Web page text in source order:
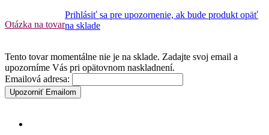
Otázka na tovar
Prihlásiť sa pre upozornenie, ak bude produkt opäť
na sklade
Tento tovar momentálne nie je na sklade. Zadajte svoj email a
upozorníme Vás pri opätovnom naskladnení.
Emailová adresa:
Upozorniť Emailom